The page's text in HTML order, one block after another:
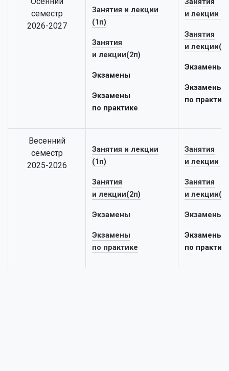
семестр
2026-2027
Занятия и лекции
(1п)
Занятия
и лекции(2п)
Экзамены
Экзамены
по практике
и лекции
Занятия
и
Экзамены
Экзамены
по
Весенний
семестр
2025-2026
Занятия и лекции
(1п)
Занятия
и лекции(2п)
Экзамены
Экзамены
по практике
Занятия
и лекции
Занятия
и
Экзамены
Экзамены
по